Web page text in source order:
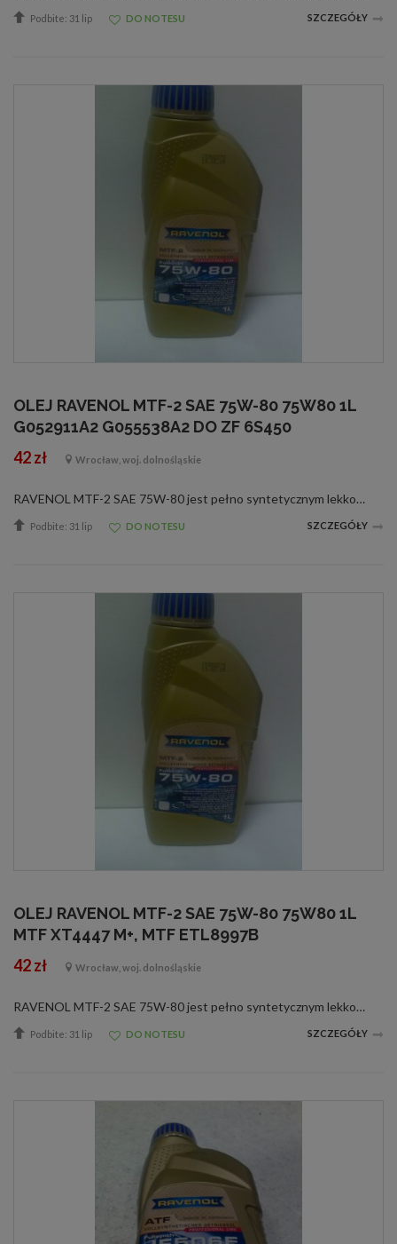
Podbite: 31 lip DO NOTESU SZCZEGÓŁY
OLEJ RAVENOL MTF-2 SAE 75W-80 75W80 1L
G052911A2 G055538A2 DO ZF 6S450
42 zł Wrocław, woj. dolnośląskie
RAVENOL MTF-2 SAE 75W-80 jest pełno syntetycznym lekkobieżnym olejem przekładniowym do nowoczesnych przekładni manualnych na bazie Polialfaolefin (PAO). RAVENOL MTF-2 SAE 75W-80 jest olejem przygotowanym na bazie syntetycznych olejów podstawowych i dop...
Podbite: 31 lip DO NOTESU SZCZEGÓŁY
OLEJ RAVENOL MTF-2 SAE 75W-80 75W80 1L
MTF XT4447 M+, MTF ETL8997B
42 zł Wrocław, woj. dolnośląskie
RAVENOL MTF-2 SAE 75W-80 jest pełno syntetycznym lekkobieżnym olejem przekładniowym do nowoczesnych przekładni manualnych na bazie Polialfaolefin (PAO). RAVENOL MTF-2 SAE 75W-80 jest olejem przygotowanym na bazie syntetycznych olejów podstawowych i dop...
Podbite: 31 lip DO NOTESU SZCZEGÓŁY